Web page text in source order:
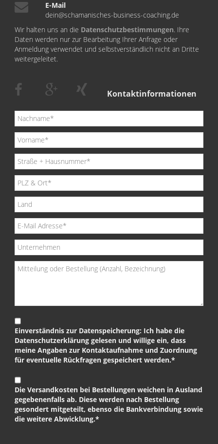
E-Mail
dein@schamanisches-business-coaching.de
Wir halten uns an die Datenschutzbestimmungen. Ihre
Daten werden nur zur Bearbeitung Ihrer Anfrage oder
Anmeldung verwendet und selbstverständlich nicht an Dritte
weitergeleitet.
Kontaktinformationen
Einverständnis zur Datenspeicherung: Ich habe die
Datenschutzerklärung gelesen und willige ein, dass
meine Angaben zur Kontaktaufnahme und Zuordnung
für eventuelle Rückfragen gespeichert werden.*
Die Versandkosten bei Bestellungen weichen in Ausland
gegebenenfalls ab. Diese werden nach Bestellung
gesondert mitgeteilt, ebenso die Bankverbindung sowie
die weitere Abwicklung.*